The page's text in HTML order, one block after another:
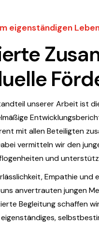
eigenständigen
unserer Arbeit ist
mit allen Beteiligten
vermitteln wir den
und
Empathie und
anvertrauten jungen
Begleitung schaffen